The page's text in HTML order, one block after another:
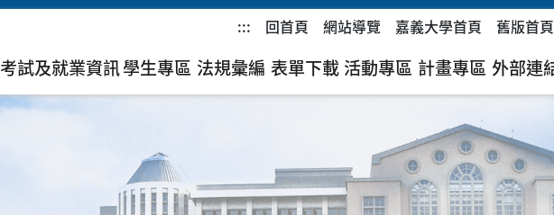
::: 回首頁 網站導覽 嘉義大學首頁 舊版首頁
考試及就業資訊學生專區 法規彙編 表單下載 活動專區 計畫專區 外部連